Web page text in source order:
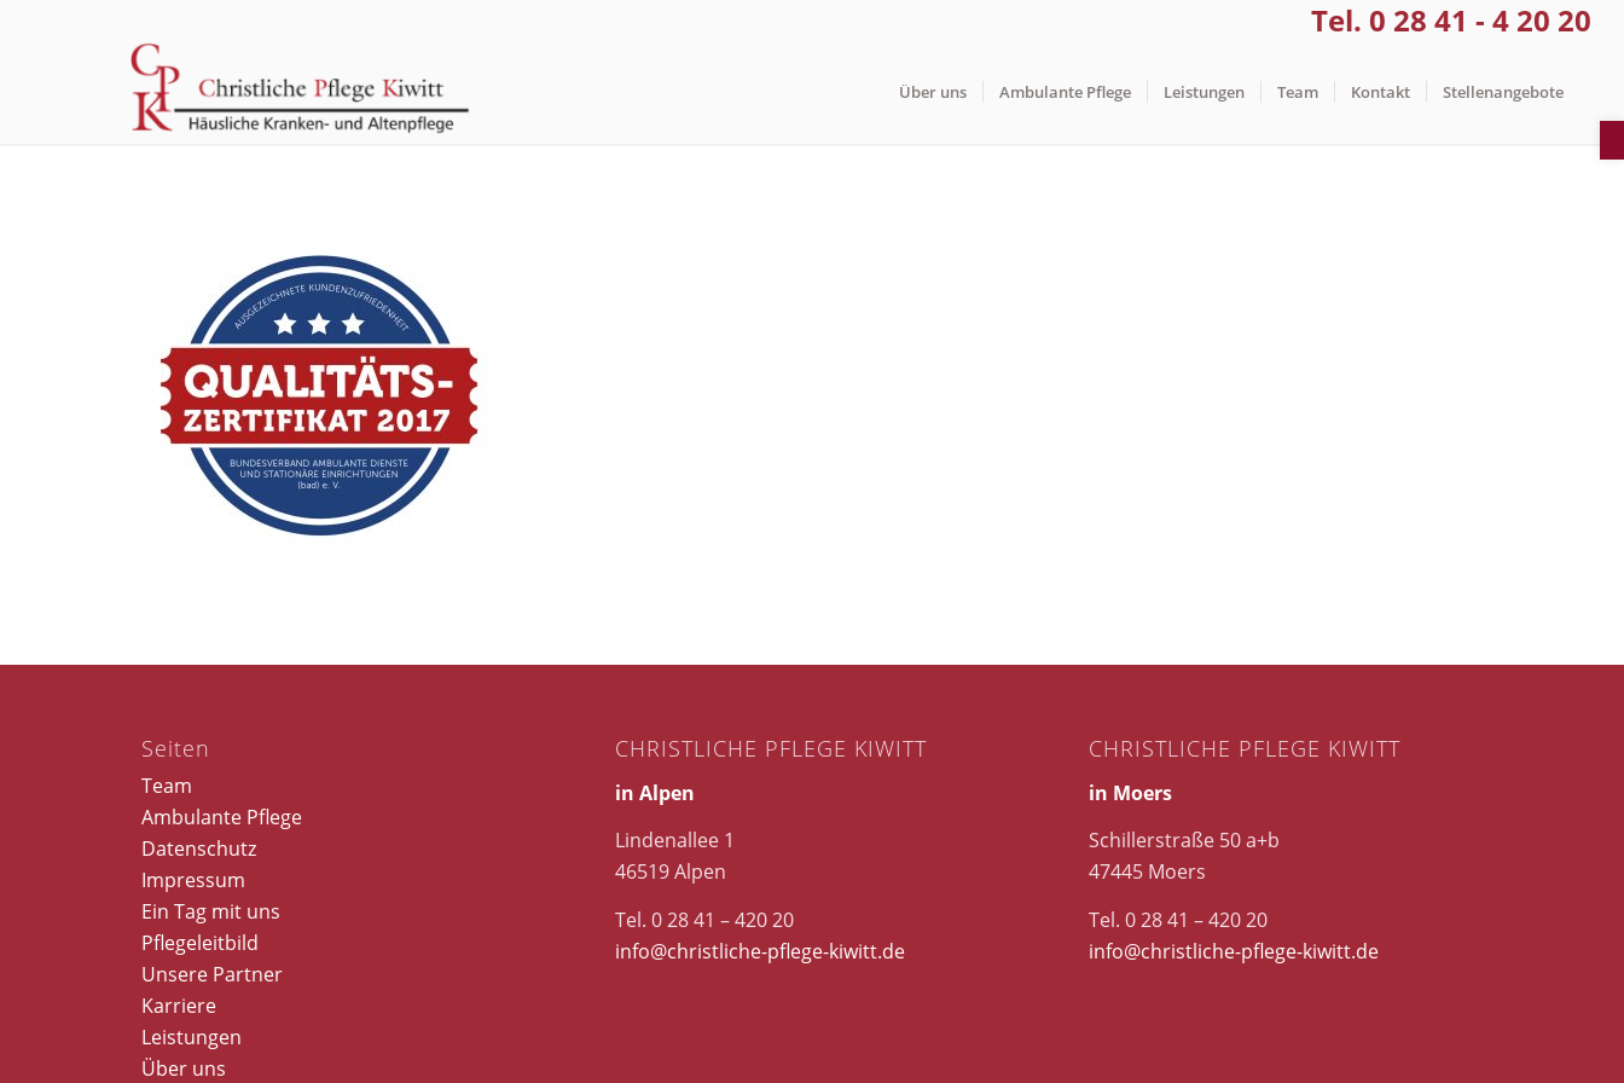
Tel. 0 28 41 - 4 20 20
Über uns Ambulante Pflege Leistungen Team Kontakt Stellenangebote
Seiten
Team
Ambulante Pflege
Datenschutz
Impressum
Ein Tag mit uns
Pflegeleitbild
Unsere Partner
Karriere
Leistungen
Über uns
CHRISTLICHE PFLEGE KIWITT
in Alpen
Lindenallee 1
46519 Alpen
Tel. 0 28 41 – 420 20
info@christliche-pflege-kiwitt.de
CHRISTLICHE PFLEGE KIWITT
in Moers
Schillerstraße 50 a+b
47445 Moers
Tel. 0 28 41 – 420 20
info@christliche-pflege-kiwitt.de